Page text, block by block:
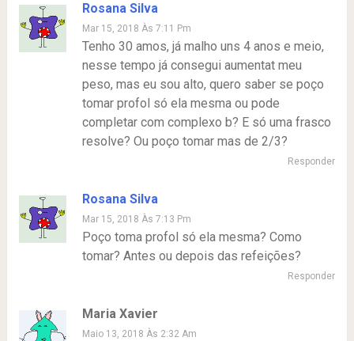
Rosana Silva
Mar 15, 2018 Às 7:11 Pm
Tenho 30 amos, já malho uns 4 anos e meio,
nesse tempo já consegui aumentat meu
peso, mas eu sou alto, quero saber se poço
tomar profol só ela mesma ou pode
completar com complexo b? E só uma frasco
resolve? Ou poço tomar mas de 2/3?
Responder
Rosana Silva
Mar 15, 2018 Às 7:13 Pm
Poço toma profol só ela mesma? Como
tomar? Antes ou depois das refeições?
Responder
Maria Xavier
Maio 13, 2018 Às 2:32 Am